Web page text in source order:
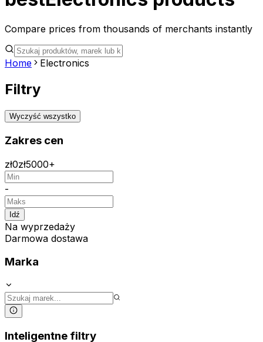
Compare prices from thousands of merchants instantly
Home Electronics
Filtry
Wyczyść wszystko
Zakres cen
zł0zł5000+
-
Idź
Na wyprzedaży
Darmowa dostawa
Marka
Inteligentne filtry